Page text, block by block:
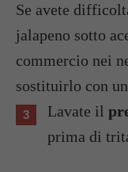
Se avete
jalapeno sotto
commercio nei
sostituirlo con
Lavate il
prima di